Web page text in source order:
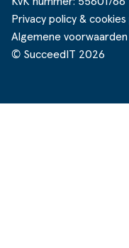
Privacy policy &
Algemene voorwaarden
© SucceedIT 2026